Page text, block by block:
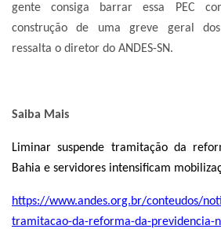
gente consiga barrar essa PEC
construção de uma greve geral dos
ressalta o diretor do ANDES-SN.
Saiba Mais
Liminar suspende tramitação da
Bahia e servidores intensificam
https://www.andes.org.br/conteudos/
tramitacao-da-reforma-da-previdencia-